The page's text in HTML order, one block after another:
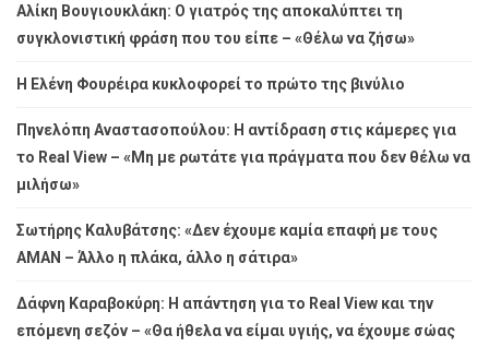
Αλίκη Βουγιουκλάκη: Ο γιατρός της αποκαλύπτει τη
συγκλονιστική φράση που του είπε – «Θέλω να ζήσω»
Η Ελένη Φουρέιρα κυκλοφορεί το πρώτο της βινύλιο
Πηνελόπη Αναστασοπούλου: Η αντίδραση στις κάμερες για
το Real View – «Μη με ρωτάτε για πράγματα που δεν θέλω να
μιλήσω»
Σωτήρης Καλυβάτσης: «Δεν έχουμε καμία επαφή με τους
ΑΜΑΝ – Άλλο η πλάκα, άλλο η σάτιρα»
Δάφνη Καραβοκύρη: Η απάντηση για το Real View και την
επόμενη σεζόν – «Θα ήθελα να είμαι υγιής, να έχουμε σώας